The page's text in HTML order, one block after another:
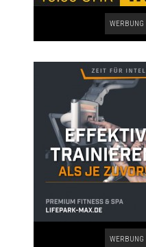
WERBUNG
WERBUNG